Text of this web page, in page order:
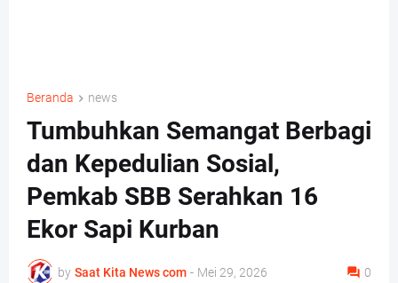
Beranda news
Tumbuhkan Semangat Berbagi
dan Kepedulian Sosial,
Pemkab SBB Serahkan 16
Ekor Sapi Kurban
by Saat Kita News com - Mei 29, 2026 0